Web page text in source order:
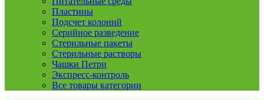
Пластины
Подсчет колоний
Серийное разведение
Стерильные пакеты
Стерильные растворы
Чашки Петри
Экспресс-контроль
Все товары категории